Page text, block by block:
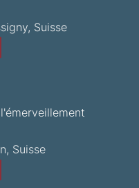
Suisse
Suisse